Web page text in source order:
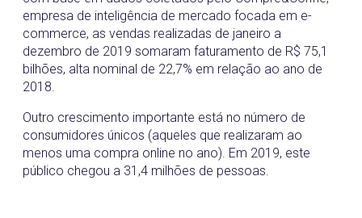
empresa de inteligência de mercado focada em e-
commerce, as vendas realizadas de janeiro a
dezembro de 2019 somaram faturamento de R$ 75,1
bilhões, alta nominal de 22,7% em relação ao ano de
2018.
Outro crescimento importante está no número de
consumidores únicos (aqueles que realizaram ao
menos uma compra online no ano). Em 2019, este
público chegou a 31,4 milhões de pessoas.